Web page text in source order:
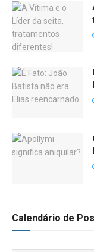
Calendário de